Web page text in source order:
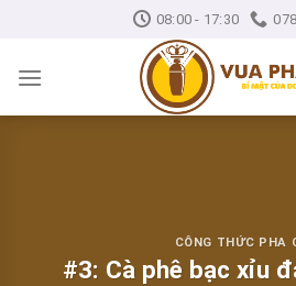
content
08:00 - 17:30
CÔNG THỨC PHA
#3: Cà phê bạc xỉu